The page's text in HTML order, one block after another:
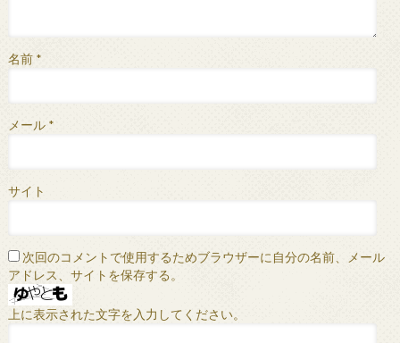
名前 *
メール *
サイト
次回のコメントで使用するためブラウザーに自分の名前、メール
アドレス、サイトを保存する。
上に表示された文字を入力してください。